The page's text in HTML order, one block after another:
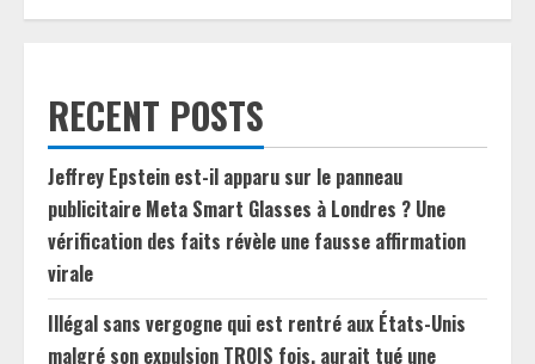
RECENT POSTS
Jeffrey Epstein est-il apparu sur le panneau
publicitaire Meta Smart Glasses à Londres ? Une
vérification des faits révèle une fausse affirmation
virale
Illégal sans vergogne qui est rentré aux États-Unis
malgré son expulsion TROIS fois, aurait tué une